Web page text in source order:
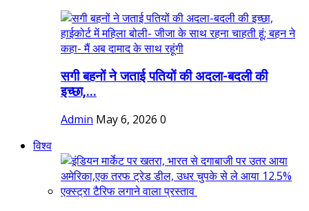
सगी बहनों ने जताई पतियों की अदला-बदली की
इच्छा,...
Admin May 6, 2026 0
विश्व